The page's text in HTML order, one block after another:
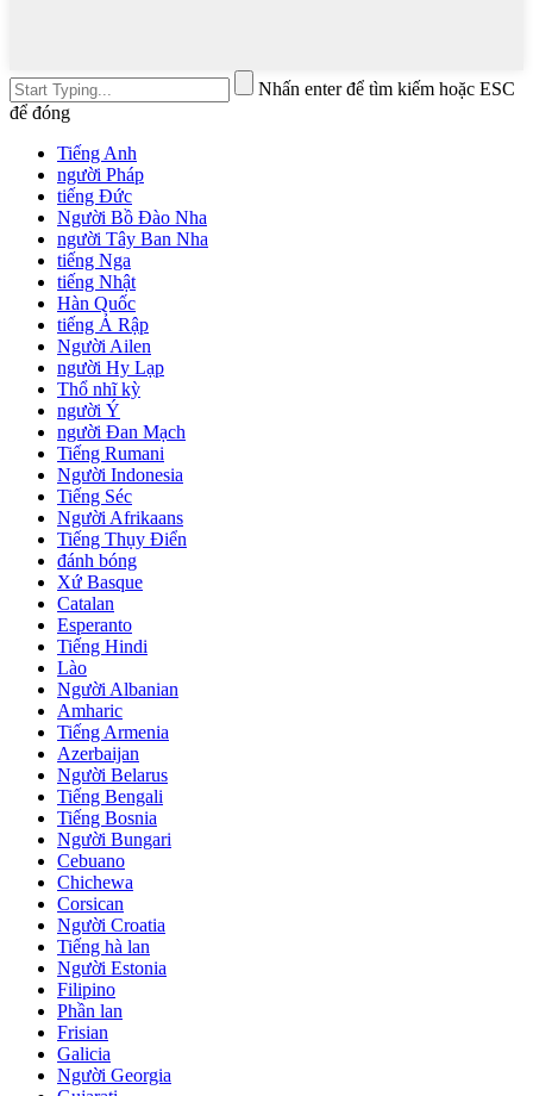
Nhấn enter để tìm kiếm hoặc ESC
để đóng
Tiếng Anh
người Pháp
tiếng Đức
Người Bồ Đào Nha
người Tây Ban Nha
tiếng Nga
tiếng Nhật
Hàn Quốc
tiếng Ả Rập
Người Ailen
người Hy Lạp
Thổ nhĩ kỳ
người Ý
người Đan Mạch
Tiếng Rumani
Người Indonesia
Tiếng Séc
Người Afrikaans
Tiếng Thụy Điển
đánh bóng
Xứ Basque
Catalan
Esperanto
Tiếng Hindi
Lào
Người Albanian
Amharic
Tiếng Armenia
Azerbaijan
Người Belarus
Tiếng Bengali
Tiếng Bosnia
Người Bungari
Cebuano
Chichewa
Corsican
Người Croatia
Tiếng hà lan
Người Estonia
Filipino
Phần lan
Frisian
Galicia
Người Georgia